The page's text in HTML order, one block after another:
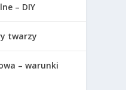
– DIY
twarzy
– warunki